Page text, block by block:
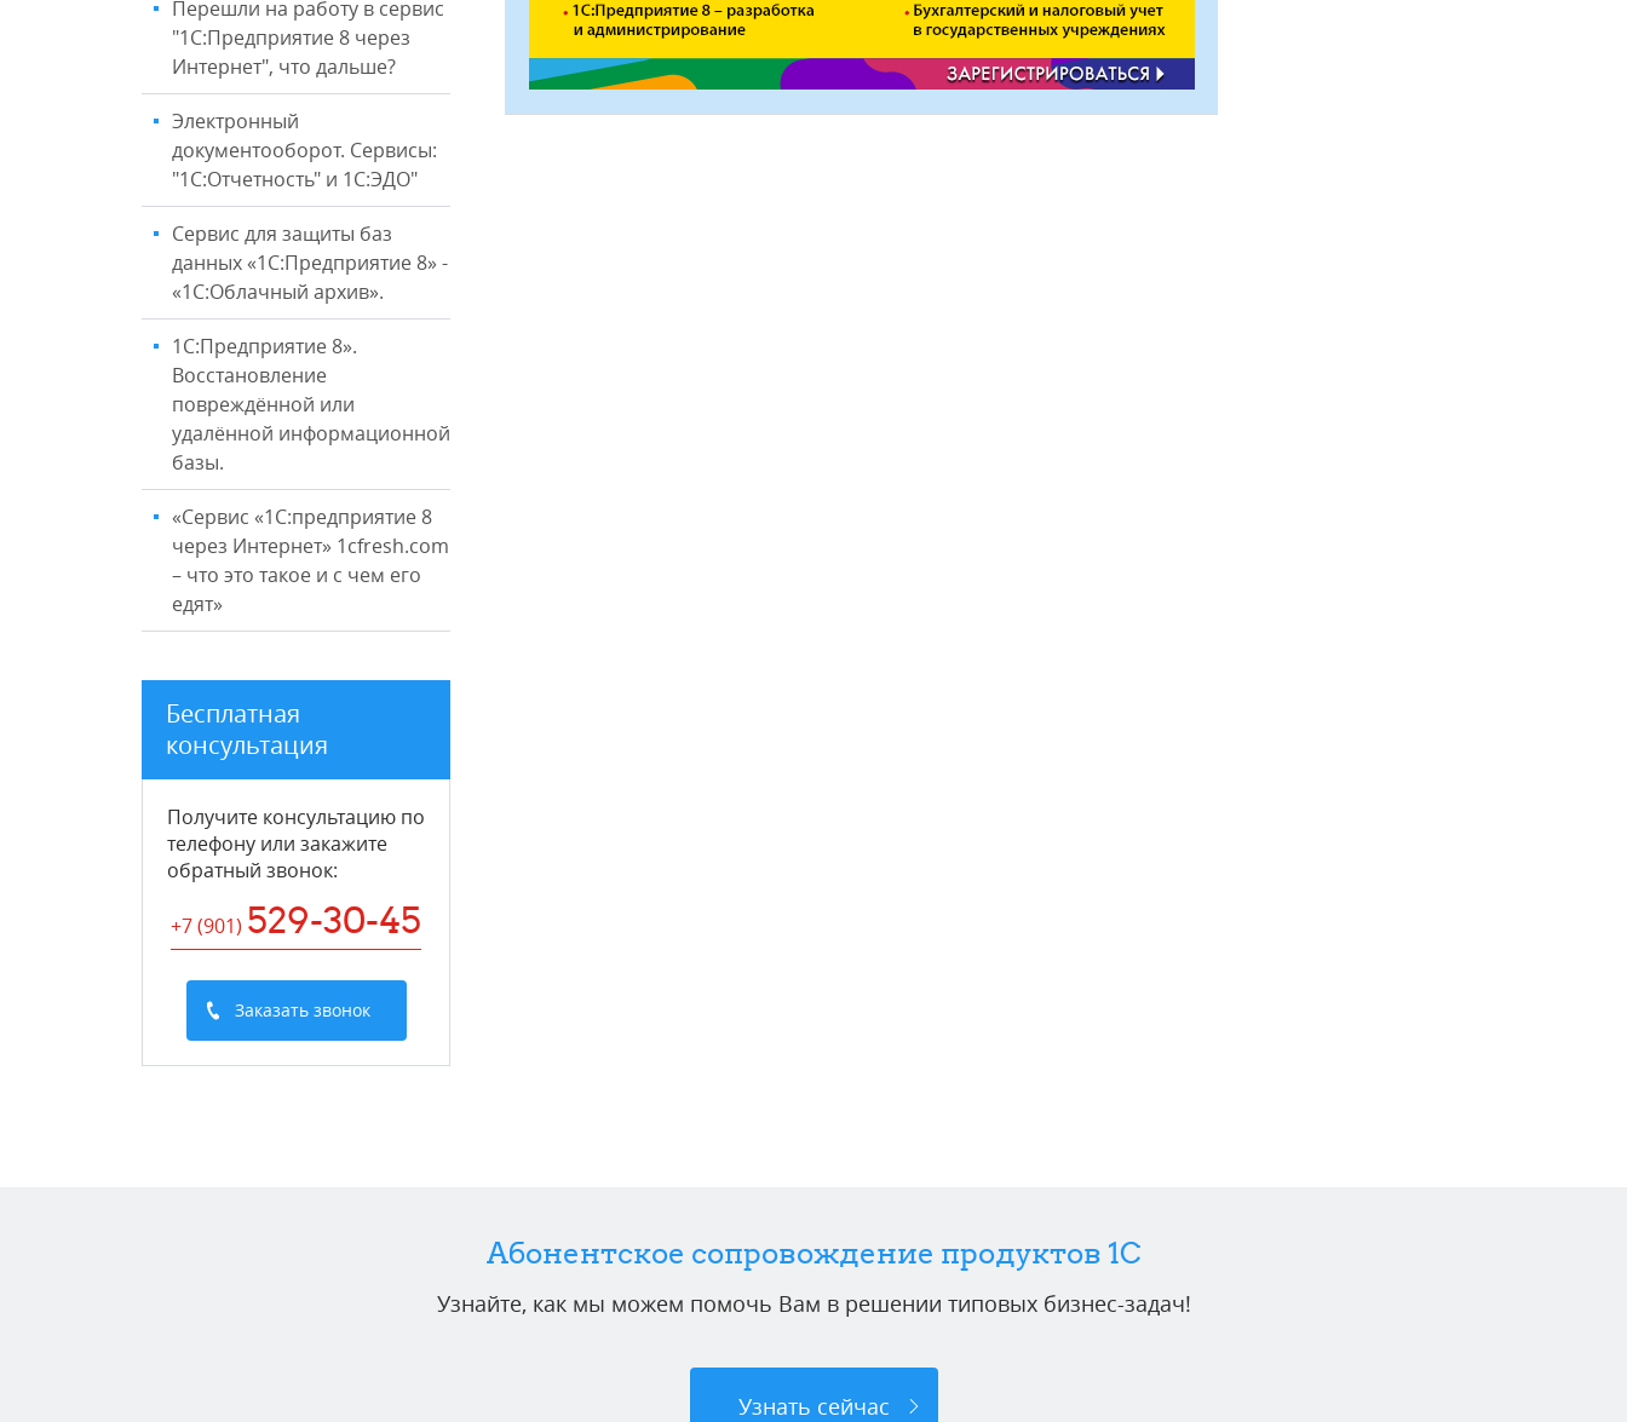
Перешли на работу в сервис
"1С:Предприятие 8 через
Интернет", что дальше?
Электронный
документооборот. Сервисы:
"1С:Отчетность" и 1С:ЭДО"
Сервис для защиты баз
данных «1С:Предприятие 8» -
«1С:Облачный архив».
1С:Предприятие 8».
Восстановление
повреждённой или
удалённой информационной
базы.
«Сервис «1С:предприятие 8
через Интернет» 1cfresh.com
– что это такое и с чем его
едят»
Бесплатная
консультация
Получите консультацию по
телефону или закажите
обратный звонок:
+7 (901) 529-30-45
Заказать звонок
Абонентское сопровождение продуктов 1C
Узнайте, как мы можем помочь Вам в решении типовых бизнес-задач!
Узнать сейчас